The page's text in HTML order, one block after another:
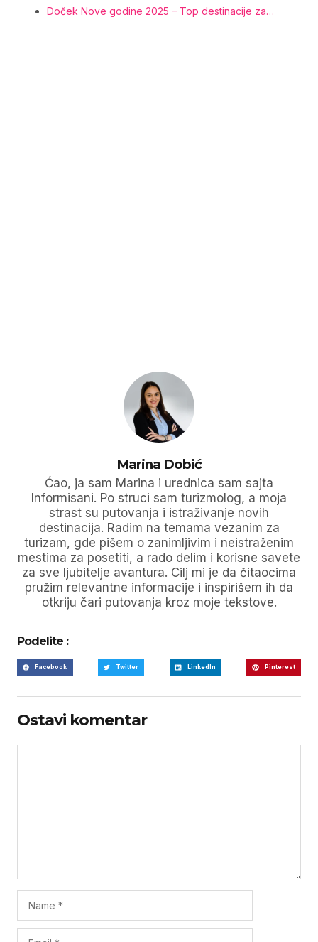
Doček Nove godine 2025 – Top destinacije za…
Marina Dobić
Ćao, ja sam Marina i urednica sam sajta
Informisani. Po struci sam turizmolog, a moja
strast su putovanja i istraživanje novih
destinacija. Radim na temama vezanim za
turizam, gde pišem o zanimljivim i neistraženim
mestima za posetiti, a rado delim i korisne savete
za sve ljubitelje avantura. Cilj mi je da čitaocima
pružim relevantne informacije i inspirišem ih da
otkriju čari putovanja kroz moje tekstove.
Podelite :
Facebook Twitter LinkedIn Pinterest
Ostavi komentar